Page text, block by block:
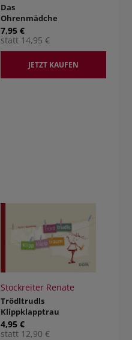
Das
Ohrenmädche
n
7,95 €
statt 14,95 €
JETZT KAUFEN
Stockreiter Renate
Trödltrudls
Klippklapptrau
m vergriffen!
keine
4,95 €
statt 12,90 €